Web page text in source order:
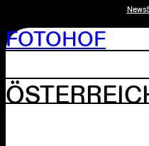
News
FOTOHOF